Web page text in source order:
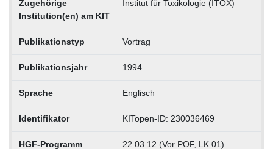
Zugehörige
Institution(en) am KIT
Institut für Toxikologie (ITOX)
Publikationstyp Vortrag
Publikationsjahr 1994
Sprache Englisch
Identifikator KITopen-ID: 230036469
HGF-Programm 22.03.12 (Vor POF, LK 01)